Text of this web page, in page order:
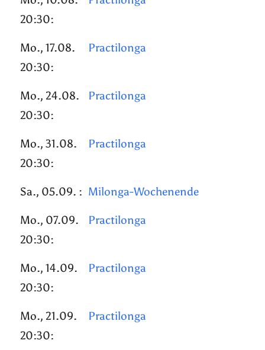
20:30:
Mo., 17.08.
20:30:
Practilonga
Mo., 24.08.
20:30:
Practilonga
Mo., 31.08.
20:30:
Practilonga
Sa., 05.09. : Milonga-Wochenende
Mo., 07.09.
20:30:
Practilonga
Mo., 14.09.
20:30:
Practilonga
Mo., 21.09.
20:30:
Practilonga